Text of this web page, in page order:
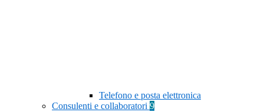
Telefono e posta elettronica
Consulenti e collaboratori 9